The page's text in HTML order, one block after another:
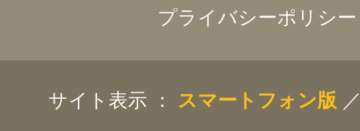
伝統ある節目を一緒にお祝い
と、心より感謝申し上げます。
の未来が、これからも健やかで
プライバシーポリシー
サイト表示 ： スマートフォン版